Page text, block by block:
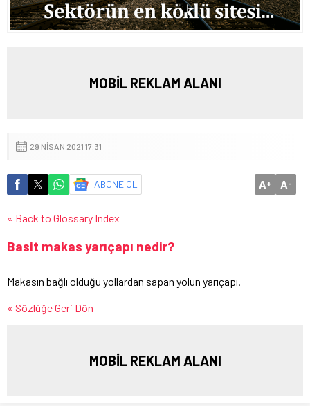
MOBİL REKLAM ALANI
29 NISAN 2021 17:31
ABONE OL A+ A-
« Back to Glossary Index
Basit makas yarıçapı nedir?
Makasın bağlı olduğu yollardan sapan yolun yarıçapı.
« Sözlüğe Geri Dön
MOBİL REKLAM ALANI